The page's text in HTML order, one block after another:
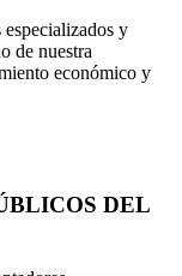
y
de nuestra
económico y
DEL